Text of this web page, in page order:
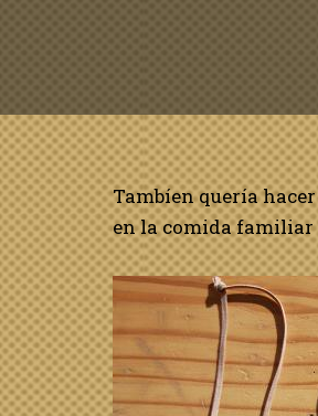
Tambíen quería
en la comida familiar